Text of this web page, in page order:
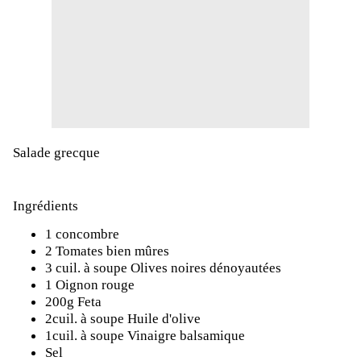
Salade grecque
Ingrédients
1 concombre
2 Tomates bien mûres
3 cuil. à soupe Olives noires dénoyautées
1 Oignon rouge
200g Feta
2cuil. à soupe Huile d'olive
1cuil. à soupe Vinaigre balsamique
Sel